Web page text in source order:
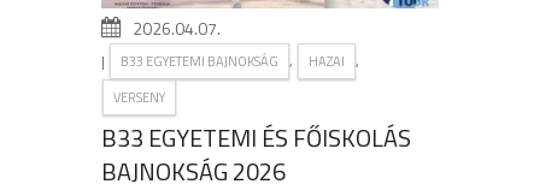
2026.04.07.
| B33 EGYETEMI BAJNOKSÁG , HAZAI ,
VERSENY
B33 EGYETEMI ÉS FŐISKOLÁS
BAJNOKSÁG 2026